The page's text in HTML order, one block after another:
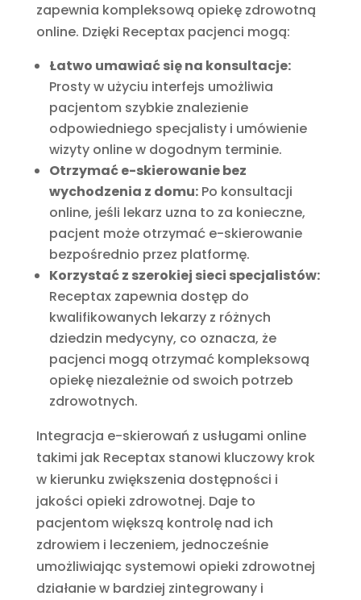
zapewnia kompleksową opiekę zdrowotną
online. Dzięki Receptax pacjenci mogą:
Łatwo umawiać się na konsultacje:
Prosty w użyciu interfejs umożliwia
pacjentom szybkie znalezienie
odpowiedniego specjalisty i umówienie
wizyty online w dogodnym terminie.
Otrzymać e-skierowanie bez
wychodzenia z domu:Po konsultacji
online, jeśli lekarz uzna to za konieczne,
pacjent może otrzymać e-skierowanie
bezpośrednio przez platformę.
Korzystać z szerokiej sieci specjalistów:
Receptax zapewnia dostęp do
kwalifikowanych lekarzy z różnych
dziedzin medycyny, co oznacza, że
pacjenci mogą otrzymać kompleksową
opiekę niezależnie od swoich potrzeb
zdrowotnych.
Integracja e-skierowań z usługami online
takimi jak Receptax stanowi kluczowy krok
w kierunku zwiększenia dostępności i
jakości opieki zdrowotnej. Daje to
pacjentom większą kontrolę nad ich
zdrowiem i leczeniem, jednocześnie
umożliwiając systemowi opieki zdrowotnej
działanie w bardziej zintegrowany i